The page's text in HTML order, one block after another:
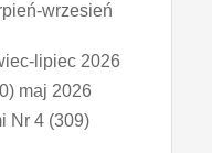
wrzesień
lipiec 2026
maj 2026
Nr 4 (309)